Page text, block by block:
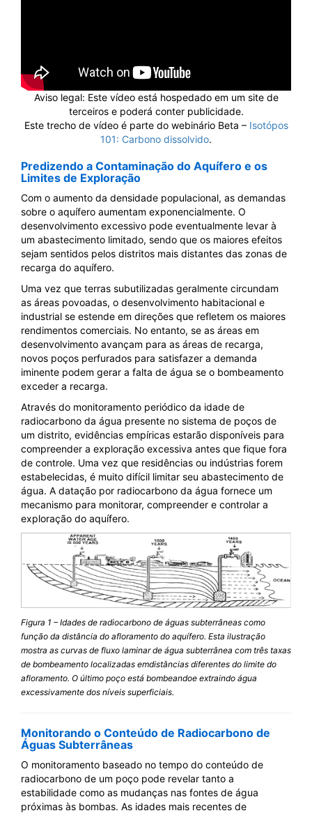
Aviso legal: Este vídeo está hospedado em um site de
terceiros e poderá conter publicidade.
Este trecho de vídeo é parte do webinário Beta – Isotópos
101: Carbono dissolvido.
Predizendo a Contaminação do Aquífero e os
Limites de Exploração
Com o aumento da densidade populacional, as demandas
sobre o aquífero aumentam exponencialmente. O
desenvolvimento excessivo pode eventualmente levar à
um abastecimento limitado, sendo que os maiores efeitos
sejam sentidos pelos distritos mais distantes das zonas de
recarga do aquífero.
Uma vez que terras subutilizadas geralmente circundam
as áreas povoadas, o desenvolvimento habitacional e
industrial se estende em direções que refletem os maiores
rendimentos comerciais. No entanto, se as áreas em
desenvolvimento avançam para as áreas de recarga,
novos poços perfurados para satisfazer a demanda
iminente podem gerar a falta de água se o bombeamento
exceder a recarga.
Através do monitoramento periódico da idade de
radiocarbono da água presente no sistema de poços de
um distrito, evidências empíricas estarão disponíveis para
compreender a exploração excessiva antes que fique fora
de controle. Uma vez que residências ou indústrias forem
estabelecidas, é muito difícil limitar seu abastecimento de
água. A datação por radiocarbono da água fornece um
mecanismo para monitorar, compreender e controlar a
exploração do aquífero.
Figura 1 – Idades de radiocarbono de águas subterrâneas como
função da distância do afloramento do aquífero. Esta ilustração
mostra as curvas de fluxo laminar de água subterrânea com três taxas
de bombeamento localizadas emdistâncias diferentes do limite do
afloramento. O último poço está bombeandoe extraindo água
excessivamente dos níveis superficiais.
Monitorando o Conteúdo de Radiocarbono de
Águas Subterrâneas
O monitoramento baseado no tempo do conteúdo de
radiocarbono de um poço pode revelar tanto a
estabilidade como as mudanças nas fontes de água
próximas às bombas. As idades mais recentes de